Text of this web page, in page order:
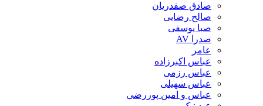
صادق صفدریان
صالح رضایی
صبا یوسفی
صدرا AV
عامر
عباس اکبرزاده
عباس رزمی
عباس سهیلی
عباس و امین پوررضی